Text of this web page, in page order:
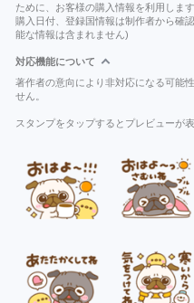
ために、お客様の購入情報を利用します
購入日付、登録国情報は制作者から確
能な情報は含まれません)
対応機能について
著作者の意向により非対応になる可能
せん。
スタンプをタップするとプレビューが表